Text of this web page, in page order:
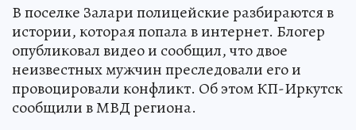
В поселке Залари полицейские разбираются в
истории, которая попала в интернет. Блогер
опубликовал видео и сообщил, что двое
неизвестных мужчин преследовали его и
провоцировали конфликт. Об этом КП-Иркутск
сообщили в МВД региона.